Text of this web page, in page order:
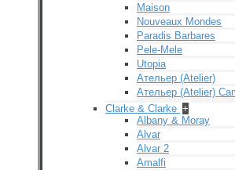
Maison
Nouveaux Mondes
Paradis Barbares
Pele-Mele
Utopia
Ательер (Atelier)
Ательер (Atelier)
Clarke & Clarke +
Albany & Moray
Alvar
Alvar 2
Amalfi